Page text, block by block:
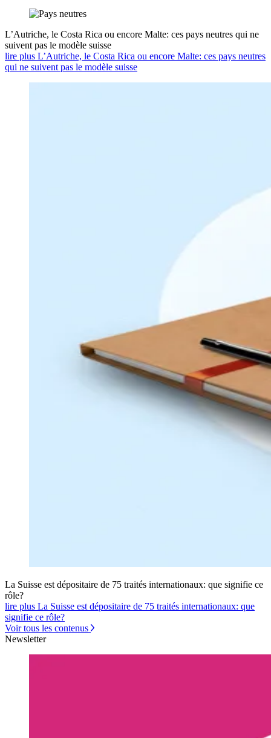
L’Autriche, le Costa Rica ou encore Malte: ces pays neutres qui ne
suivent pas le modèle suisse
lire plus L’Autriche, le Costa Rica ou encore Malte: ces pays neutres
qui ne suivent pas le modèle suisse
La Suisse est dépositaire de 75 traités internationaux: que signifie ce
rôle?
lire plus La Suisse est dépositaire de 75 traités internationaux: que
signifie ce rôle?
Voir tous les contenus
Newsletter